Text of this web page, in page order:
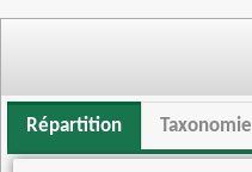
Répartition Taxonomie